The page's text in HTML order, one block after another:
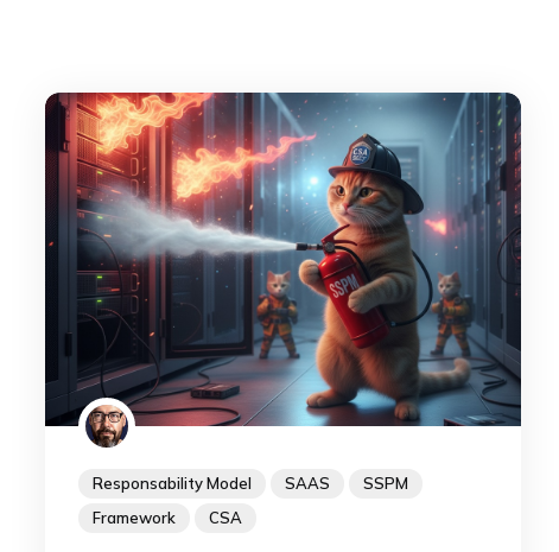
Responsability Model SAAS
SSPM
Framework
CSA